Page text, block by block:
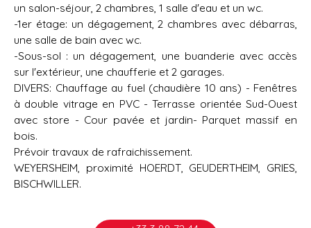
un salon-séjour, 2 chambres, 1 salle d'eau et un wc.
-1er étage: un dégagement, 2 chambres avec débarras,
une salle de bain avec wc.
-Sous-sol : un dégagement, une buanderie avec accès
sur l'extérieur, une chaufferie et 2 garages.
DIVERS: Chauffage au fuel (chaudière 10 ans) - Fenêtres
à double vitrage en PVC - Terrasse orientée Sud-Ouest
avec store - Cour pavée et jardin- Parquet massif en
bois.
Prévoir travaux de rafraichissement.
WEYERSHEIM, proximité HOERDT, GEUDERTHEIM, GRIES,
BISCHWILLER.